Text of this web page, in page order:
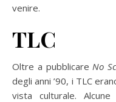
venire.
TLC
Oltre a pubblicare No
degli anni ’90, i TLC
vista culturale.